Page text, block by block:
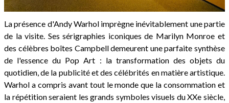
La présence d'Andy Warhol imprègne inévitablement une partie
de la visite. Ses sérigraphies iconiques de Marilyn Monroe et
des célèbres boîtes Campbell demeurent une parfaite synthèse
de l'essence du Pop Art : la transformation des objets du
quotidien, de la publicité et des célébrités en matière artistique.
Warhol a compris avant tout le monde que la consommation et
la répétition seraient les grands symboles visuels du XXe siècle,